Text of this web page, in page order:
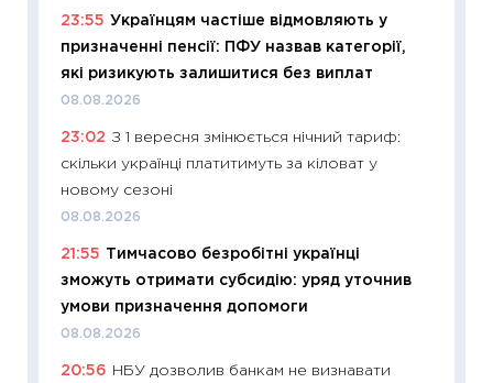
23:55 Українцям частіше відмовляють у
призначенні пенсії: ПФУ назвав категорії,
які ризикують залишитися без виплат
08.08.2026
23:02 З 1 вересня змінюється нічний тариф:
скільки українці платитимуть за кіловат у
новому сезоні
08.08.2026
21:55 Тимчасово безробітні українці
зможуть отримати субсидію: уряд уточнив
умови призначення допомоги
08.08.2026
20:56
НБУ дозволив банкам не визнавати